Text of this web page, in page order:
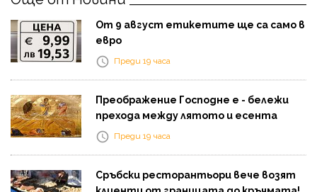
От 9 август етикетите ще са само в
евро
Преди 19 часа
Преображение Господне е - бележи
прехода между лятото и есента
Преди 19 часа
Сръбски ресторантьори вече возят